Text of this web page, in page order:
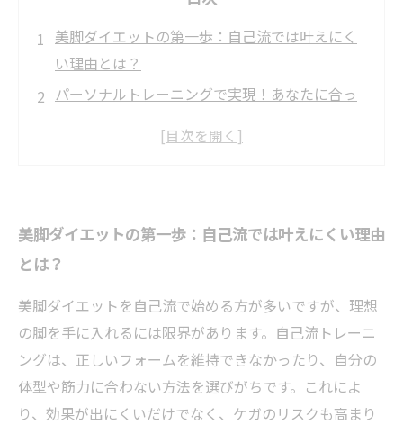
美脚ダイエットの第一歩：自己流では叶えにく
い理由とは？
パーソナルトレーニングで実現！あなたに合っ
効率よく脚を引き締めるためのトレーナー直伝
た私の美脚物語
これで完結！美脚を手に入れた後のケアと維持
初心者でも安心！おすすめの美脚トレーニング
メニュー紹介
美脚ダイエットに挑戦するあなたへ贈るモチベ
ーションアップ術
美脚ダイエットの第一歩：自己流では叶えにくい理由
とは？
美脚ダイエットを自己流で始める方が多いですが、理想
の脚を手に入れるには限界があります。自己流トレーニ
ングは、正しいフォームを維持できなかったり、自分の
体型や筋力に合わない方法を選びがちです。これによ
り、効果が出にくいだけでなく、ケガのリスクも高まり